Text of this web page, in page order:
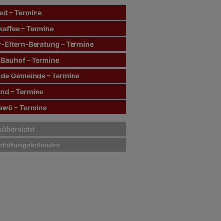
– Termine
– Termine
Eltern-Beratung – Termine
– Termine
Gemeinde – Termine
– Termine
– Termine